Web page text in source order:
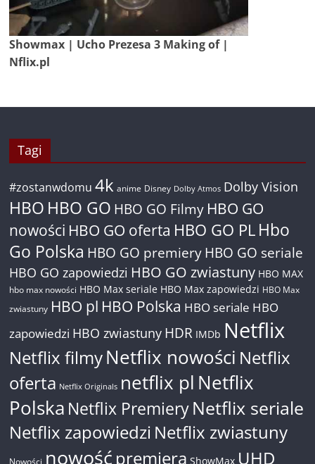
Showmax | Ucho Prezesa 3 Making of |
Nflix.pl
Tagi
#zostanwdomu 4k anime Disney Dolby Atmos Dolby Vision
HBO HBO GO HBO GO Filmy HBO GO
nowości HBO GO oferta HBO GO PL Hbo
Go Polska HBO GO premiery HBO GO seriale
HBO GO zapowiedzi HBO GO zwiastuny HBO MAX
hbo max nowości HBO Max seriale HBO Max zapowiedzi HBO Max
zwiastuny HBO pl HBO Polska HBO seriale HBO
zapowiedzi HBO zwiastuny HDR IMDb Netflix
Netflix filmyNetflix nowości Netflix
oferta Netflix Originals netflix pl Netflix
Polska Netflix PremieryNetflix seriale
Netflix zapowiedzi Netflix zwiastuny
Nowości nowość premiera ShowMax UHD